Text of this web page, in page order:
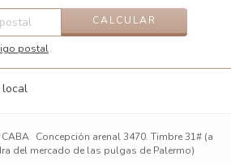
CALCULAR
postal
local
Concepción arenal 3470. Timbre 31# (a
del mercado de las pulgas de Palermo)